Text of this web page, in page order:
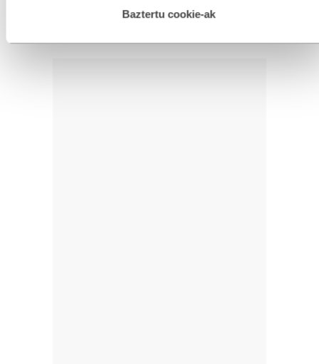
esplizitua ematen diguzu.Gehiago irakurri
Baztertu cookie-ak